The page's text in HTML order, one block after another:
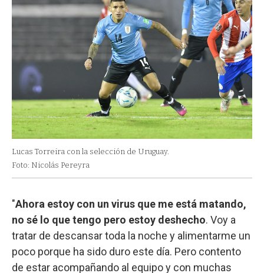
Lucas Torreira con la selección de Uruguay.
Foto: Nicolás Pereyra
"Ahora estoy con un virus que me está matando,
no sé lo que tengo pero estoy deshecho. Voy a
tratar de descansar toda la noche y alimentarme un
poco porque ha sido duro este día. Pero contento
de estar acompañando al equipo y con muchas